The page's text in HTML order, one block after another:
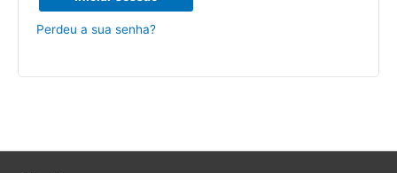
Perdeu a sua senha?